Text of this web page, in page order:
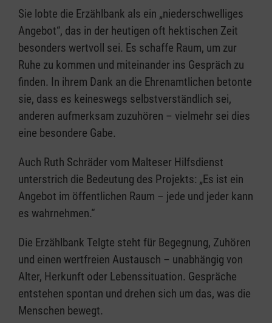
Sie lobte die Erzählbank als ein „niederschwelliges
Angebot“, das in der heutigen oft hektischen Zeit
besonders wertvoll sei. Es schaffe Raum, um zur
Ruhe zu kommen und miteinander ins Gespräch zu
finden. In ihrem Dank an die Ehrenamtlichen betonte
sie, dass es keineswegs selbstverständlich sei,
anderen aufmerksam zuzuhören – vielmehr sei dies
eine besondere Gabe.
Auch Ruth Schräder vom Malteser Hilfsdienst
unterstrich die Bedeutung des Projekts: „Es ist ein
Angebot im öffentlichen Raum – jede und jeder kann
es wahrnehmen.“
Die Erzählbank Telgte steht für Begegnung, Zuhören
und einen wertfreien Austausch – unabhängig von
Alter, Herkunft oder Lebenssituation. Gespräche
entstehen spontan und drehen sich um das, was die
Menschen bewegt.